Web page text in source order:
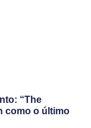
“The
como o último